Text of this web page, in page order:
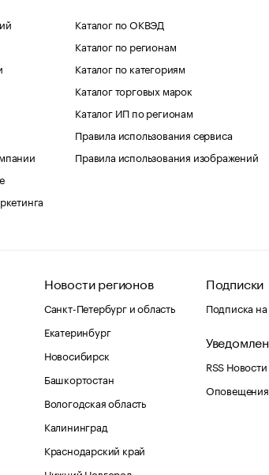
Каталог по ОКВЭД
Каталог по регионам
Каталог по категориям
Каталог торговых марок
Каталог ИП по регионам
Правила использования сервиса
Правила использования изображений
Новости регионов
Санкт-Петербург и область
Екатеринбург
Новосибирск
Башкортостан
Вологодская область
Калининград
Краснодарский край
Подписки
Подписка
RSS Новости
Оповещения